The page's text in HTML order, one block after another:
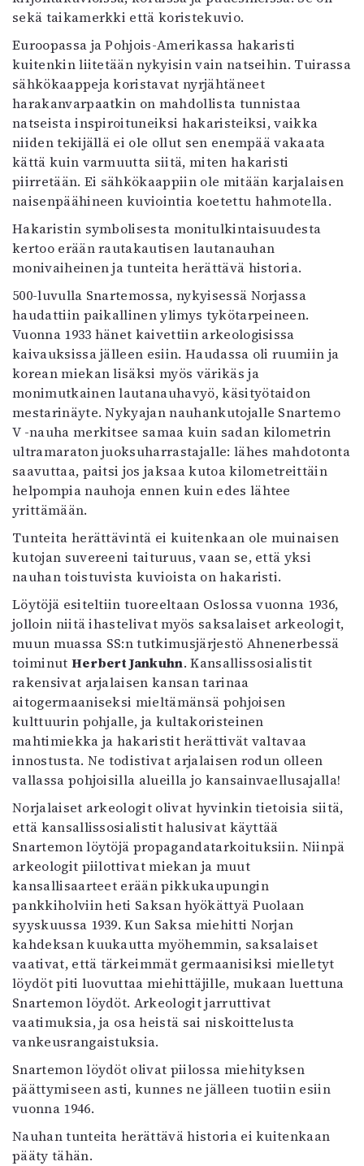
sekä taikamerkki että koristekuvio.
Euroopassa ja Pohjois-Amerikassa hakaristi
kuitenkin liitetään nykyisin vain natseihin. Tuirassa
sähkökaappeja koristavat nyrjähtäneet
harakanvarpaatkin on mahdollista tunnistaa
natseista inspiroituneiksi hakaristeiksi, vaikka
niiden tekijällä ei ole ollut sen enempää vakaata
kättä kuin varmuutta siitä, miten hakaristi
piirretään. Ei sähkökaappiin ole mitään karjalaisen
naisenpäähineen kuviointia koetettu hahmotella.
Hakaristin symbolisesta monitulkintaisuudesta
kertoo erään rautakautisen lautanauhan
monivaiheinen ja tunteita herättävä historia.
500-luvulla Snartemossa, nykyisessä Norjassa
haudattiin paikallinen ylimys tykötarpeineen.
Vuonna 1933 hänet kaivettiin arkeologisissa
kaivauksissa jälleen esiin. Haudassa oli ruumiin ja
korean miekan lisäksi myös värikäs ja
monimutkainen lautanauhavyö, käsityötaidon
mestarinäyte. Nykyajan nauhankutojalle Snartemo
V -nauha merkitsee samaa kuin sadan kilometrin
ultramaraton juoksuharrastajalle: lähes mahdotonta
saavuttaa, paitsi jos jaksaa kutoa kilometreittäin
helpompia nauhoja ennen kuin edes lähtee
yrittämään.
Tunteita herättävintä ei kuitenkaan ole muinaisen
kutojan suvereeni taituruus, vaan se, että yksi
nauhan toistuvista kuvioista on hakaristi.
Löytöjä esiteltiin tuoreeltaan Oslossa vuonna 1936,
jolloin niitä ihastelivat myös saksalaiset arkeologit,
muun muassa SS:n tutkimusjärjestö Ahnenerbessä
toiminut Herbert Jankuhn. Kansallissosialistit
rakensivat arjalaisen kansan tarinaa
aitogermaaniseksi mieltämänsä pohjoisen
kulttuurin pohjalle, ja kultakoristeinen
mahtimiekka ja hakaristit herättivät valtavaa
innostusta. Ne todistivat arjalaisen rodun olleen
vallassa pohjoisilla alueilla jo kansainvaellusajalla!
Norjalaiset arkeologit olivat hyvinkin tietoisia siitä,
että kansallissosialistit halusivat käyttää
Snartemon löytöjä propagandatarkoituksiin. Niinpä
arkeologit piilottivat miekan ja muut
kansallisaarteet erään pikkukaupungin
pankkiholviin heti Saksan hyökättyä Puolaan
syyskuussa 1939. Kun Saksa miehitti Norjan
kahdeksan kuukautta myöhemmin, saksalaiset
vaativat, että tärkeimmät germaanisiksi mielletyt
löydöt piti luovuttaa miehittäjille, mukaan luettuna
Snartemon löydöt. Arkeologit jarruttivat
vaatimuksia, ja osa heistä sai niskoittelusta
vankeusrangaistuksia.
Snartemon löydöt olivat piilossa miehityksen
päättymiseen asti, kunnes ne jälleen tuotiin esiin
vuonna 1946.
Nauhan tunteita herättävä historia ei kuitenkaan
pääty tähän.